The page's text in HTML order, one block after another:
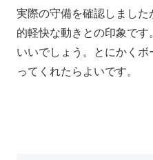
実際の守備を確認しまし
的軽快な動きとの印象で
いいでしょう。とにかく
ってくれたらよいです。